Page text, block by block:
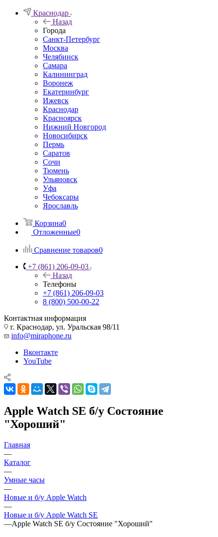
Краснодар
Назад
Города
Санкт-Петербург
Москва
Челябинск
Самара
Калининград
Воронеж
Екатеринбург
Ижевск
Краснодар
Красноярск
Нижний Новгород
Новосибирск
Пермь
Саратов
Сочи
Тюмень
Ульяновск
Уфа
Чебоксары
Ярославль
Корзина0
Отложенные0
Сравнение товаров0
+7 (861) 206-09-03
Назад
Телефоны
+7 (861) 206-09-03
8 (800) 500-00-22
Контактная информация
г. Краснодар, ул. Уральская 98/11
info@miraphone.ru
Вконтакте
YouTube
Apple Watch SE б/у Состояние
"Хороший"
Главная
—
Каталог
—
Умные часы
—
Новые и б/у Apple Watch
—
Новые и б/у Apple Watch SE
—Apple Watch SE б/у Состояние "Хороший"